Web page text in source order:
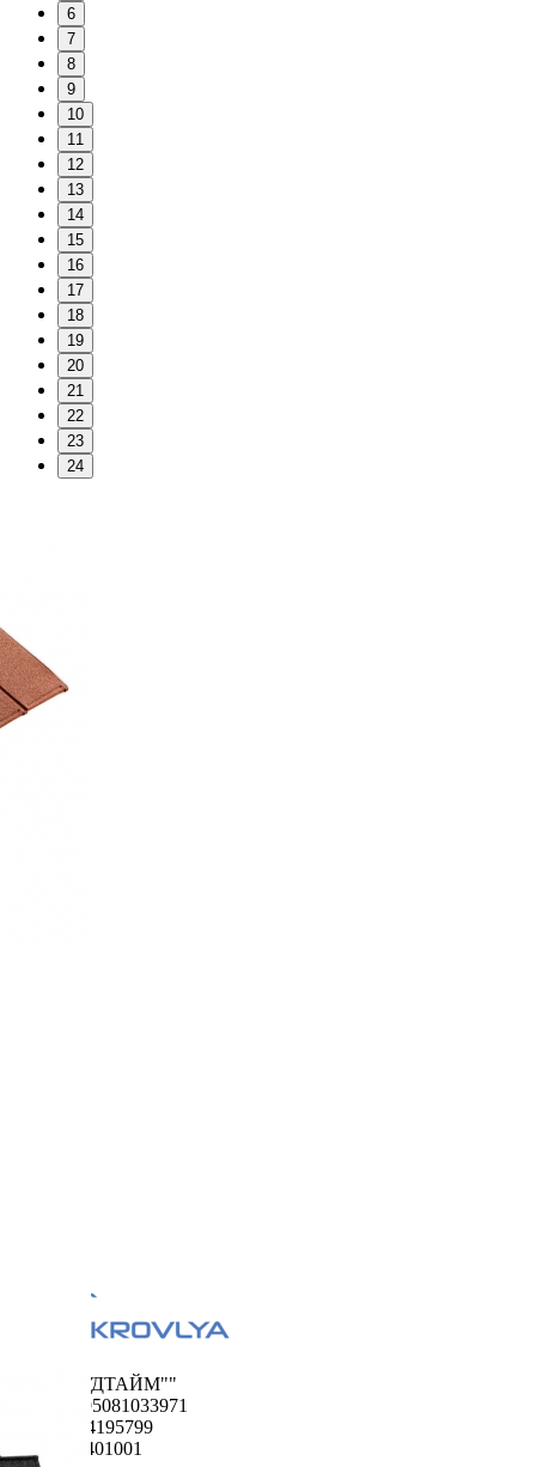
6
7
8
9
10
11
12
13
14
15
16
17
18
19
20
21
22
23
24
ООО "ФУДТАЙМ""
ОГРН 1195081033971
ИНН 5024195799
КПП 502401001